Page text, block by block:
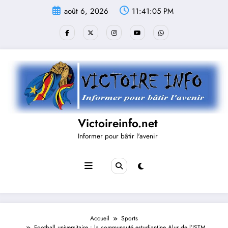
août 6, 2026 11:41:05 PM
Victoireinfo.net
Informer pour bâtir l'avenir
Accueil
Sports